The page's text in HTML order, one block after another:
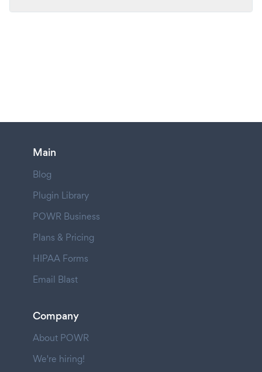
Main
Blog
Plugin Library
POWR Business
Plans & Pricing
HIPAA Forms
Email Blast
Company
About POWR
We're hiring!